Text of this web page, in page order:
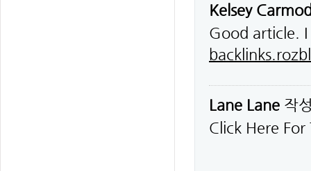
Kelsey
Good article.
Lane Lane 작
Click Here For